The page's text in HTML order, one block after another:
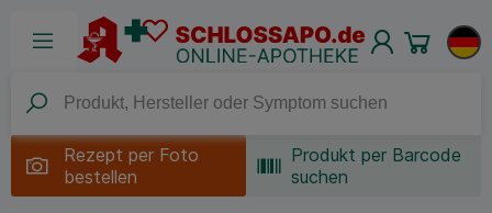
Rezept per Foto
bestellen
Produkt per Barcode
suchen